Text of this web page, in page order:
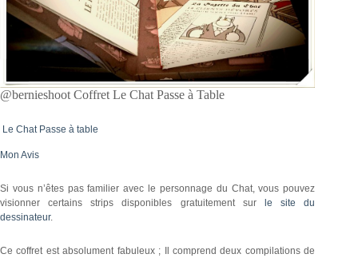
@bernieshoot Coffret Le Chat Passe à Table
Le Chat Passe à table
Mon Avis
Si vous n’êtes pas familier avec le personnage du Chat, vous pouvez
visionner certains strips disponibles gratuitement sur
le site du
dessinateur.
Ce coffret est absolument fabuleux ; Il comprend deux compilations de